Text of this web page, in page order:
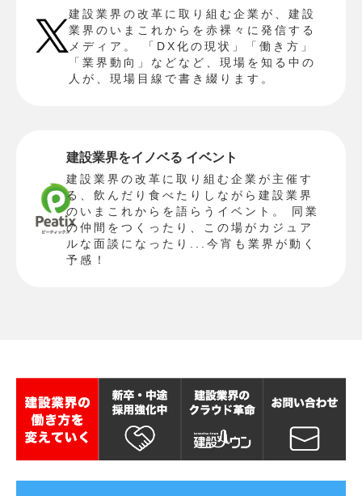
建設業界の改革に取り組む企業が、建設
業界のいまこれからを赤裸々に発信する
メディア。 「DX化の現状」「働き方」
「業界動向」などなど、現場を知る中の
人が、現場目線で書き綴ります。
建設業界をイノベる イベント
建設業界の改革に取り組む企業が主催す
る、飲んだり食べたりしながら建設業界
のいまこれからを語らうイベント。 同業
の仲間をつくったり、この場がカジュア
ルな面談になったり...今宵も業界が動く
予感！